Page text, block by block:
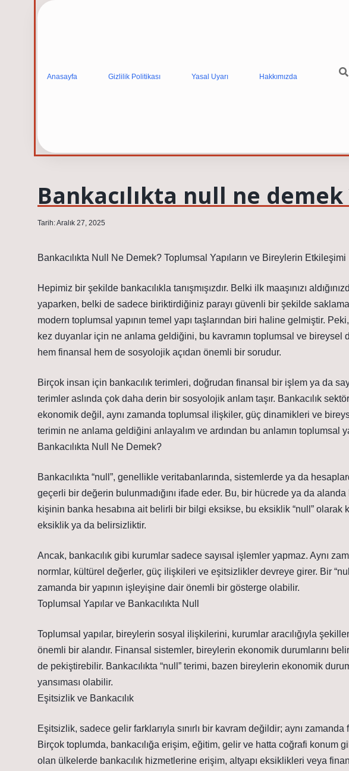
Anasayfa Gizlilik Politikası Yasal Uyarı Hakkımızda
Bankacılıkta null ne demek
Tarih: Aralık 27, 2025
Bankacılıkta Null Ne Demek? Toplumsal Yapıların ve Bireylerin Etkileşimi
Hepimiz bir şekilde bankacılıkla tanışmışızdır. Belki ilk maaşınızı
yaparken, belki de sadece biriktirdiğiniz parayı güvenli bir şekilde
modern toplumsal yapının temel yapı taşlarından biri haline gelmiştir.
kez duyanlar için ne anlama geldiğini, bu kavramın toplumsal ve bireysel
hem finansal hem de sosyolojik açıdan önemli bir sorudur.
Birçok insan için bankacılık terimleri, doğrudan finansal bir işlem ya da
terimler aslında çok daha derin bir sosyolojik anlam taşır. Bankacılık
ekonomik değil, aynı zamanda toplumsal ilişkiler, güç dinamikleri ve
terimin ne anlama geldiğini anlayalım ve ardından bu anlamın toplumsal
Bankacılıkta Null Ne Demek?
Bankacılıkta “null”, genellikle veritabanlarında, sistemlerde ya da
geçerli bir değerin bulunmadığını ifade eder. Bu, bir hücrede ya da
kişinin banka hesabına ait belirli bir bilgi eksikse, bu eksiklik “null”
eksiklik ya da belirsizliktir.
Ancak, bankacılık gibi kurumlar sadece sayısal işlemler yapmaz. Aynı
normlar, kültürel değerler, güç ilişkileri ve eşitsizlikler devreye girer. Bir
zamanda bir yapının işleyişine dair önemli bir gösterge olabilir.
Toplumsal Yapılar ve Bankacılıkta Null
Toplumsal yapılar, bireylerin sosyal ilişkilerini, kurumlar aracılığıyla
önemli bir alandır. Finansal sistemler, bireylerin ekonomik durumlarını
de pekiştirebilir. Bankacılıkta “null” terimi, bazen bireylerin ekonomik
yansıması olabilir.
Eşitsizlik ve Bankacılık
Eşitsizlik, sadece gelir farklarıyla sınırlı bir kavram değildir; aynı
Birçok toplumda, bankacılığa erişim, eğitim, gelir ve hatta coğrafi konum
olan ülkelerde bankacılık hizmetlerine erişim, altyapı eksiklikleri veya